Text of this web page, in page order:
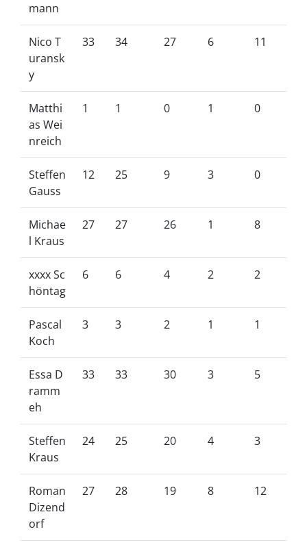
mann
Nico T
uransk
y
33 34 27 6 11
Matthi
as Wei
nreich
1 1 0 1 0
Steffen
Gauss
12 25 9 3 0
Michae
l Kraus
27 27 26 1 8
xxxx Sc
höntag
6 6 4 2 2
Pascal
Koch
3 3 2 1 1
Essa D
ramm
eh
33 33 30 3 5
Steffen
Kraus
24 25 20 4 3
Roman
Dizend
orf
27 28 19 8 12